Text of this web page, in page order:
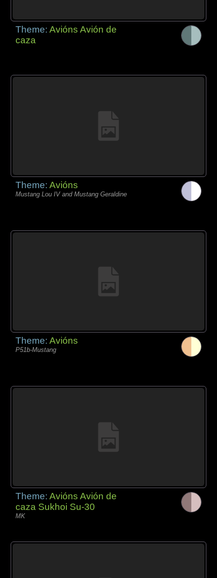
Theme:Avións Avión de
caza
Theme:Avións
Mustang Lou IV and Mustang Geraldine
Theme:Avións
P51b-Mustang
Theme:Avións Avión de
caza Sukhoi Su-30
MK